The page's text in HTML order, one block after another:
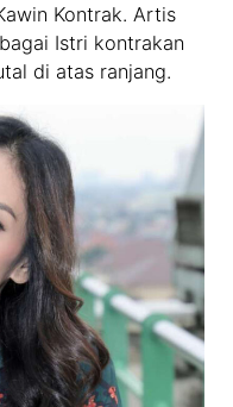
Kontrak. Artis
Istri kontrakan
di atas ranjang.